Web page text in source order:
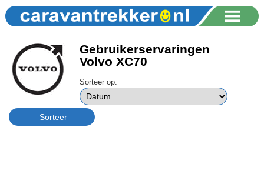
Gebruikerservaringen
Volvo XC70
Sorteer op: